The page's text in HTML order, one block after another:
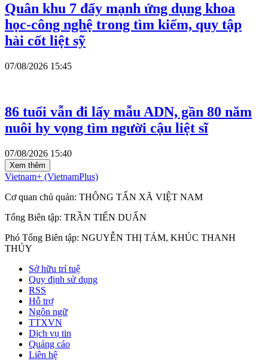
Quân khu 7 đẩy mạnh ứng dụng khoa
học-công nghệ trong tìm kiếm, quy tập
hài cốt liệt sỹ
07/08/2026 15:45
86 tuổi vẫn đi lấy mẫu ADN, gần 80 năm
nuôi hy vọng tìm người cậu liệt sĩ
07/08/2026 15:40
Xem thêm
Vietnam+ (VietnamPlus)
Cơ quan chủ quản: THÔNG TẤN XÃ VIỆT NAM
Tổng Biên tập: TRẦN TIẾN DUẨN
Phó Tổng Biên tập: NGUYỄN THỊ TÁM, KHÚC THANH
THỦY
Sở hữu trí tuệ
Quy định sử dụng
RSS
Hỗ trợ
Ngôn ngữ
TTXVN
Dịch vụ tin
Quảng cáo
Liên hệ